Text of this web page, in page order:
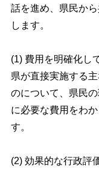
話を進め、県民か
します。
(1) 費用を明確化し
県が直接実施する
のについて、県民
に必要な費用をわ
す。
(2) 効果的な行政評